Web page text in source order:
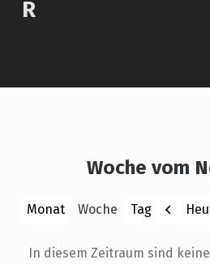
R
Woche vom
Monat Woche Tag
In diesem Zeitraum sind